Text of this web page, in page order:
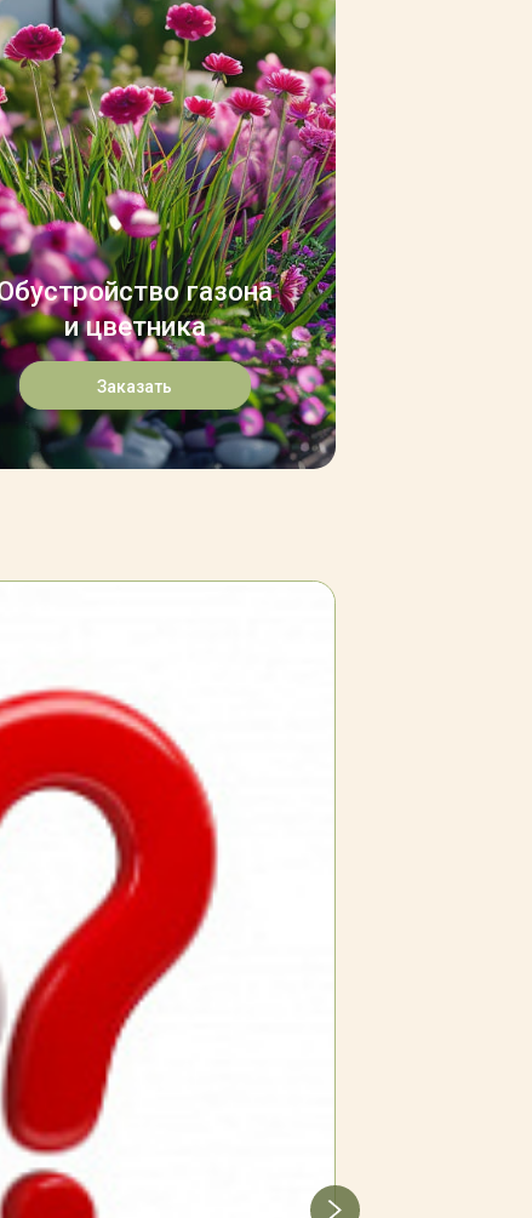
газона
и цветника
Заказать